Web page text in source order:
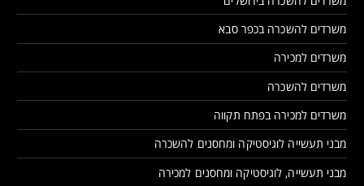
משרדים להשכרה בכפר סבא
משרדים למכירה
משרדים להשכרה
משרדים למכירה בפתח תקווה
מבני תעשייה לוגיסטיקה ומחסנים להשכרה
מבני תעשייה, לוגיסטיקה ומחסנים למכירה